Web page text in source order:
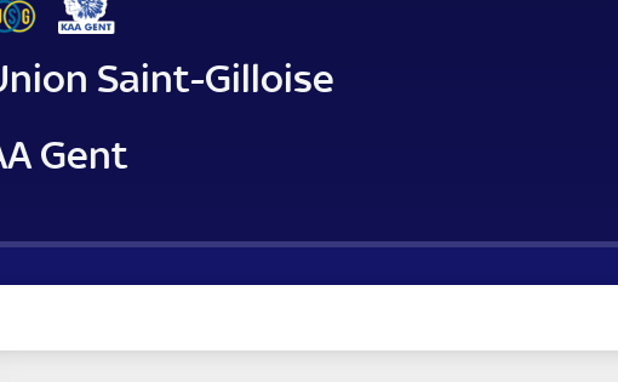
Saint-Gilloise
Gent